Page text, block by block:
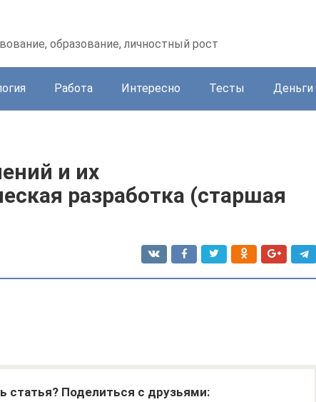
образование, личностный рост
Работа Интересно Тесты Деньги
и их
разработка (старшая
статья? Поделиться с друзьями: